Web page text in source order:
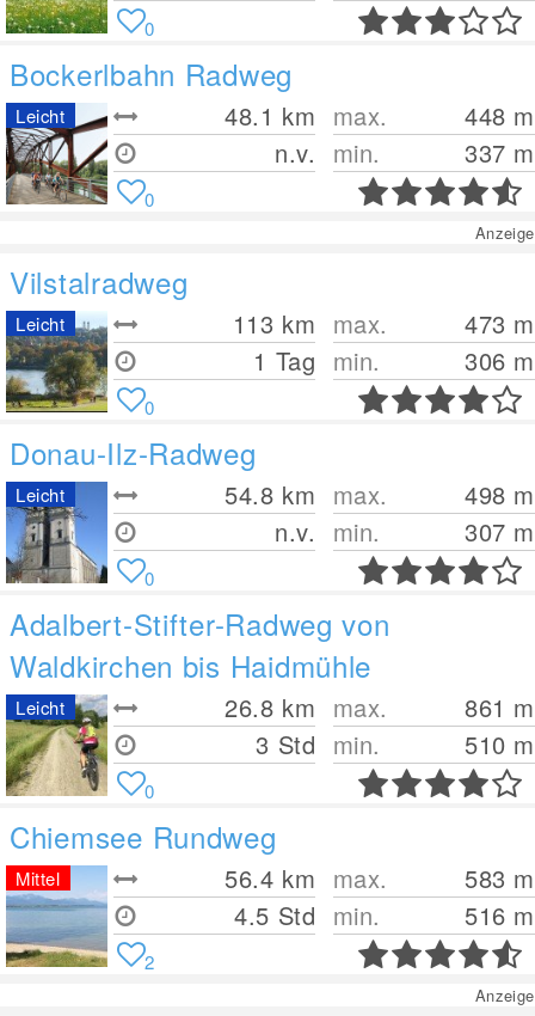
0
Bockerlbahn Radweg
48.1 km
n.v.
max. 448 m
min.
337 m
Leicht
0
Anzeige
Vilstalradweg
113 km
1 Tag
max. 473 m
min.
306 m
Leicht
0
Donau-Ilz-Radweg
54.8 km
n.v.
max. 498 m
min.
307 m
Leicht
0
Adalbert-Stifter-Radweg von
Waldkirchen bis Haidmühle
26.8 km
3 Std
max. 861 m
min.
510 m
Leicht
0
Chiemsee Rundweg
56.4 km
4.5 Std
max. 583 m
min.
516 m
Mittel
2
Anzeige